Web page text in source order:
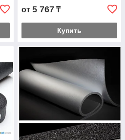
от 5 767 ₸
Купить